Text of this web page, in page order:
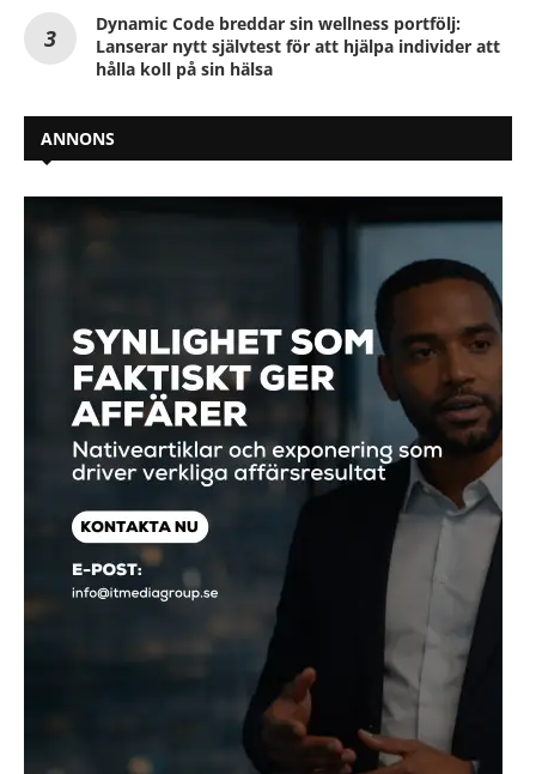
Dynamic Code breddar sin wellness portfölj:
Lanserar nytt självtest för att hjälpa individer att
hålla koll på sin hälsa
ANNONS